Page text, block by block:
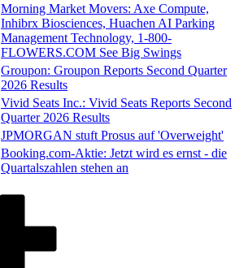
Morning Market Movers: Axe Compute,
Inhibrx Biosciences, Huachen AI Parking
Management Technology, 1-800-
FLOWERS.COM See Big Swings
Groupon: Groupon Reports Second Quarter
2026 Results
Vivid Seats Inc.: Vivid Seats Reports Second
Quarter 2026 Results
JPMORGAN stuft Prosus auf 'Overweight'
Booking.com-Aktie: Jetzt wird es ernst - die
Quartalszahlen stehen an